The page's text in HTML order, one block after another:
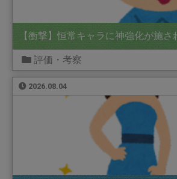
【衝撃】恒常キャラに神強化が施さ
評価・考察
2026.08.04